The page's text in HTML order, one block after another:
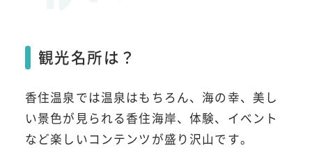
観光名所は？
香住温泉では温泉はもちろん、海の幸、美し
い景色が見られる香住海岸、体験、イベント
など楽しいコンテンツが盛り沢山です。